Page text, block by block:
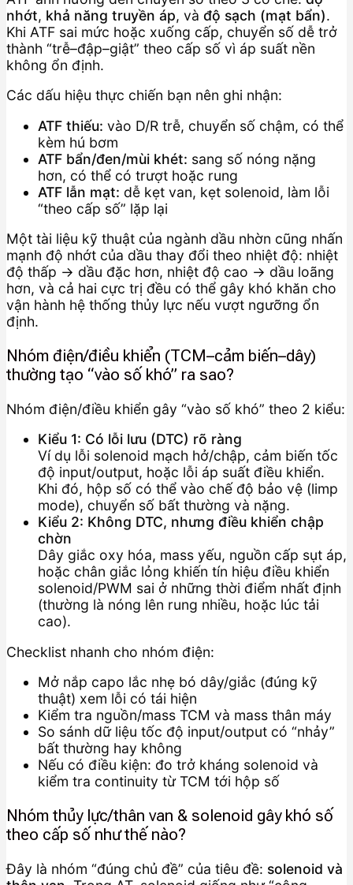
nhớt, khả năng truyền áp, và độ sạch (mạt bẩn).
Khi ATF sai mức hoặc xuống cấp, chuyển số dễ trở
thành “trễ–đập–giật” theo cấp số vì áp suất nền
không ổn định.
Các dấu hiệu thực chiến bạn nên ghi nhận:
ATF thiếu: vào D/R trễ, chuyển số chậm, có thể
kèm hú bơm
ATF bẩn/đen/mùi khét: sang số nóng nặng
hơn, có thể có trượt hoặc rung
ATF lẫn mạt: dễ kẹt van, kẹt solenoid, làm lỗi
“theo cấp số” lặp lại
Một tài liệu kỹ thuật của ngành dầu nhờn cũng nhấn
mạnh độ nhớt của dầu thay đổi theo nhiệt độ: nhiệt
độ thấp → dầu đặc hơn, nhiệt độ cao → dầu loãng
hơn, và cả hai cực trị đều có thể gây khó khăn cho
vận hành hệ thống thủy lực nếu vượt ngưỡng ổn
định.
Nhóm điện/điều khiển (TCM–cảm biến–dây)
thường tạo “vào số khó” ra sao?
Nhóm điện/điều khiển gây “vào số khó” theo 2 kiểu:
Kiểu 1: Có lỗi lưu (DTC) rõ ràng
Ví dụ lỗi solenoid mạch hở/chập, cảm biến tốc
độ input/output, hoặc lỗi áp suất điều khiển.
Khi đó, hộp số có thể vào chế độ bảo vệ (limp
mode), chuyển số bất thường và nặng.
Kiểu 2: Không DTC, nhưng điều khiển chập
chờn
Dây giắc oxy hóa, mass yếu, nguồn cấp sụt áp,
hoặc chân giắc lỏng khiến tín hiệu điều khiển
solenoid/PWM sai ở những thời điểm nhất định
(thường là nóng lên rung nhiều, hoặc lúc tải
cao).
Checklist nhanh cho nhóm điện:
Mở nắp capo lắc nhẹ bó dây/giắc (đúng kỹ
thuật) xem lỗi có tái hiện
Kiểm tra nguồn/mass TCM và mass thân máy
So sánh dữ liệu tốc độ input/output có “nhảy”
bất thường hay không
Nếu có điều kiện: đo trở kháng solenoid và
kiểm tra continuity từ TCM tới hộp số
Nhóm thủy lực/thân van & solenoid gây khó số
theo cấp số như thế nào?
Đây là nhóm “đúng chủ đề” của tiêu đề: solenoid và